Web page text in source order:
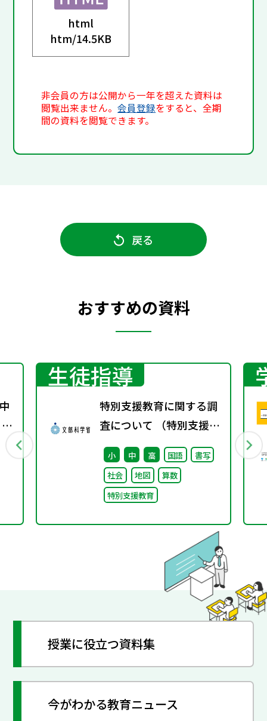
html
htm/14.5KB
非会員の方は公開から一年を超えた資料は
閲覧出来ません。会員登録をすると、全期
間の資料を閲覧できます。
戻る
おすすめの資料
生徒指導
特別支援教育に関する調
査について （特別支援教
育体制整備状況調査、通
級による指導実施状況調
査）
小 中 高 国語
書写
社会
地図
算数
特別支援教育
授業に役立つ資料集
今がわかる教育ニュース